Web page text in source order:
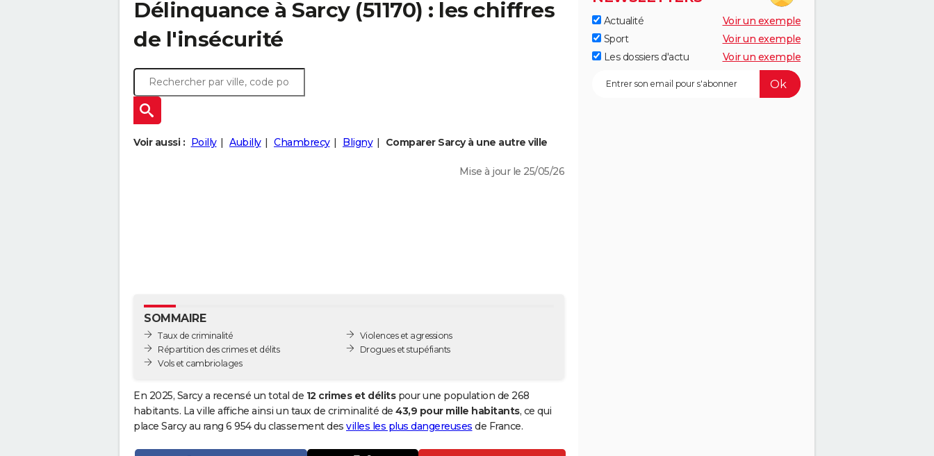
Délinquance à Sarcy(51170) : les chiffres
de l'insécurité
Voir aussi : Poilly Aubilly Chambrecy Bligny Comparer Sarcy à une autre ville
Mise à jour le 25/05/26
SOMMAIRE
Taux de criminalité
Répartition des crimes et délits
Vols et cambriolages
Violences et agressions
Drogues et stupéfiants
En 2025, Sarcy a recensé un total de 12 crimes et délitspour une population de 268
habitants. La ville affiche ainsi un taux de criminalité de 43,9 pour mille habitants, ce qui
place Sarcy au rang 6 954 du classement des villes les plus dangereuses de France.
Actualité
Voir un exemple
Sport
Voir un exemple
Les dossiers d'actu
Voir un exemple